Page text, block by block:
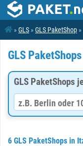
»GLS »GLS PaketShop
GLS
GLS PaketShops
6 GLS PaketShops in